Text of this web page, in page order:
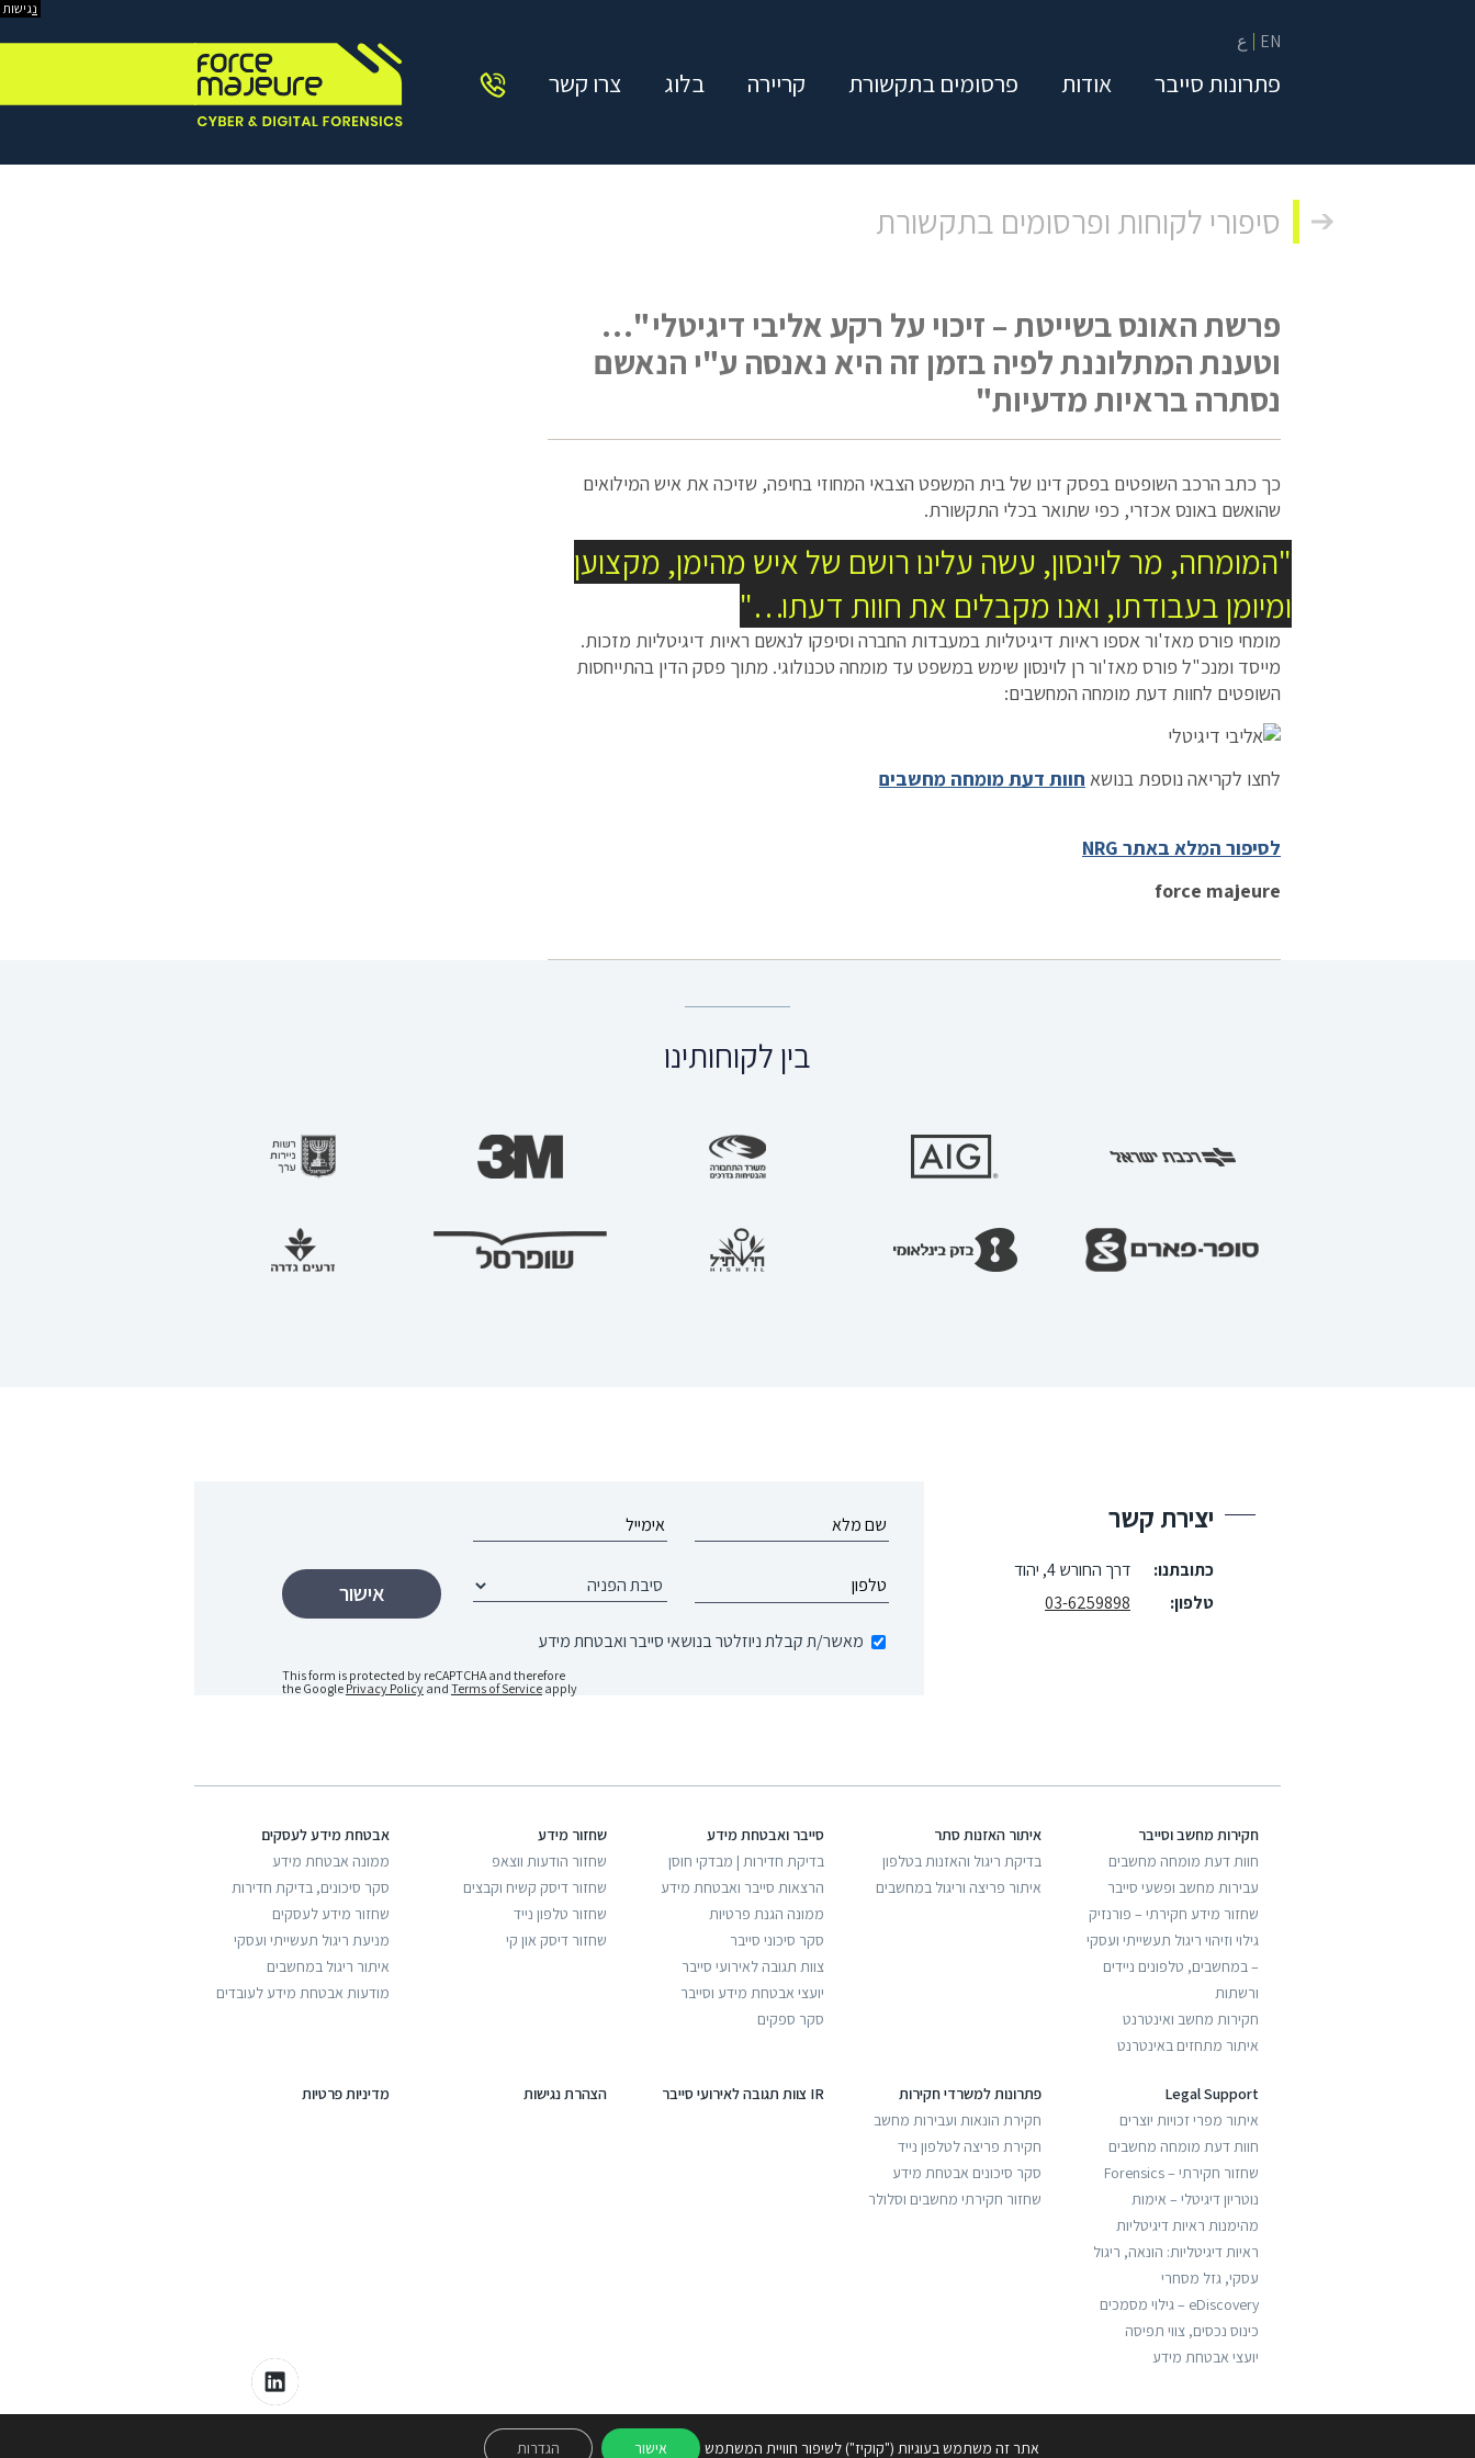
פתרונות סייבר אודות פרסומים בתקשורת קריירה בלוג צרו קשר
EN ع
סיפורי לקוחות ופרסומים בתקשורת
פרשת האונס בשייטת – זיכוי על רקע אליבי דיגיטלי "…
וטענת המתלוננת לפיה בזמן זה היא נאנסה ע"י הנאשם
נסתרה בראיות מדעיות"
כך כתב הרכב השופטים בפסק דינו של בית המשפט הצבאי המחוזי בחיפה, שזיכה את איש המילואים
שהואשם באונס אכזרי, כפי שתואר בכלי התקשורת.
"המומחה, מר לוינסון, עשה עלינו רושם של איש מהימן, מקצוען
ומיומן בעבודתו, ואנו מקבלים את חוות דעתו…"
מומחי פורס מאז'ור אספו ראיות דיגיטליות במעבדות החברה וסיפקו לנאשם ראיות דיגיטליות מזכות.
מייסד ומנכ"ל פורס מאז'ור רן לוינסון שימש במשפט עד מומחה טכנולוגי. מתוך פסק הדין בהתייחסות
השופטים לחוות דעת מומחה המחשבים:
לחצו לקריאה נוספת בנושא חוות דעת מומחה מחשבים
לסיפור המלא באתר NRG
force majeure
בין לקוחותינו
יצירת קשר
כתובתנו:
דרך החורש 4, יהוד
טלפון:
03-6259898
מאשר/ת קבלת ניוזלטר בנושאי סייבר ואבטחת מידע
This form is protected by reCAPTCHA and therefore
the Google Privacy Policy and Terms of Service apply
חקירות מחשב וסייבר
חוות דעת מומחה מחשבים
עבירות מחשב ופשעי סייבר
שחזור מידע חקירתי – פורנזיק
גילוי וזיהוי ריגול תעשייתי ועסקי
– במחשבים, טלפונים ניידים
ורשתות
חקירות מחשב ואינטרנט
איתור מתחזים באינטרנט
איתור האזנות סתר
בדיקת ריגול והאזנות בטלפון
איתור פריצה וריגול במחשבים
סייבר ואבטחת מידע
בדיקת חדירות | מבדקי חוסן
הרצאות סייבר ואבטחת מידע
ממונה הגנת פרטיות
סקר סיכוני סייבר
צוות תגובה לאירועי סייבר
יועצי אבטחת מידע וסייבר
סקר ספקים
שחזור מידע
שחזור הודעות ווצאפ
שחזור דיסק קשיח וקבצים
שחזור טלפון נייד
שחזור דיסק און קי
אבטחת מידע לעסקים
ממונה אבטחת מידע
סקר סיכונים, בדיקת חדירות
שחזור מידע לעסקים
מניעת ריגול תעשייתי ועסקי
איתור ריגול במחשבים
מודעות אבטחת מידע לעובדים
Legal Support
איתור מפרי זכויות יוצרים
חוות דעת מומחה מחשבים
שחזור חקירתי – Forensics
נוטריון דיגיטלי – אימות
מהימנות ראיות דיגיטליות
ראיות דיגיטליות: הונאה, ריגול
עסקי, גזל מסחרי
eDiscovery – גילוי מסמכים
כינוס נכסים, צווי תפיסה
יועצי אבטחת מידע
פתרונות למשרדי חקירות
חקירת הונאות ועבירות מחשב
חקירת פריצה לטלפון נייד
סקר סיכונים אבטחת מידע
שחזור חקירתי מחשבים וסלולר
IR צוות תגובה לאירועי סייבר הצהרת נגישות מדיניות פרטיות
אתר זה משתמש בעוגיות ("קוקיז") לשיפור חוויית המשתמש אישור הגדרות
נגישות